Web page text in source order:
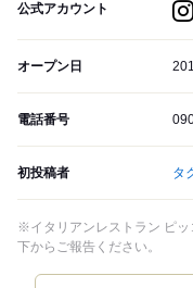
公式アカウント
オープン日
電話番号
初投稿者 タ
※イタリアンレストラン ピッ
下からご報告ください。